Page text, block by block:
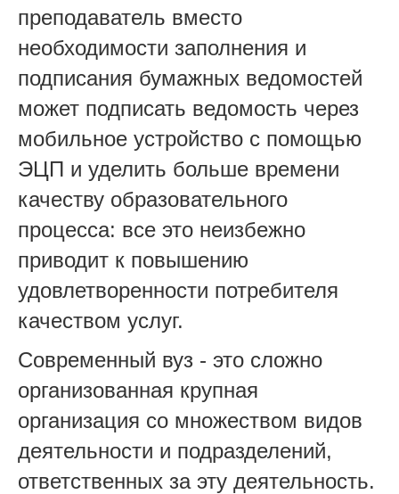
преподаватель вместо
необходимости заполнения и
подписания бумажных ведомостей
может подписать ведомость через
мобильное устройство с помощью
ЭЦП и уделить больше времени
качеству образовательного
процесса: все это неизбежно
приводит к повышению
удовлетворенности потребителя
качеством услуг.
Современный вуз - это сложно
организованная крупная
организация со множеством видов
деятельности и подразделений,
ответственных за эту деятельность.